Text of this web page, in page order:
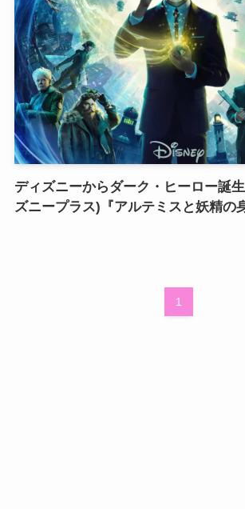
ディズニーからダーク・ヒーロー誕
ズニープラス)『アルテミスと妖精の
1